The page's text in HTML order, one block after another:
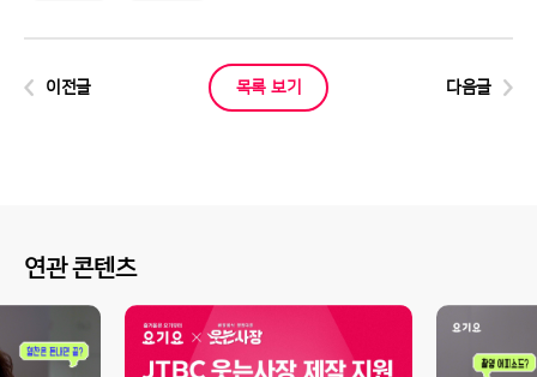
이전글 목록 보기 다음글
연관 콘텐츠